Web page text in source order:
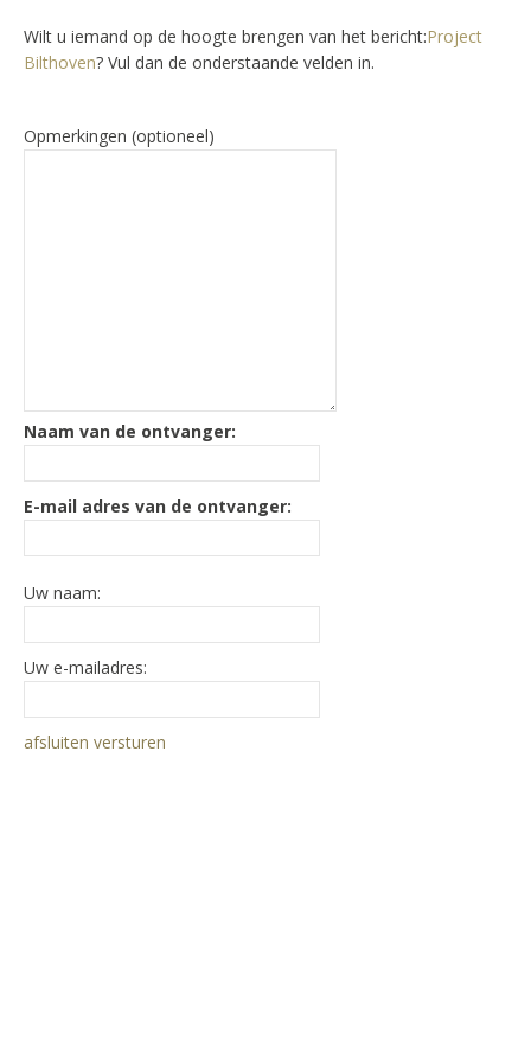
Wilt u iemand op de hoogte brengen van het bericht:Project
Bilthoven? Vul dan de onderstaande velden in.
Opmerkingen (optioneel)
Naam van de ontvanger:
E-mail adres van de ontvanger:
Uw naam:
Uw e-mailadres:
afsluiten versturen